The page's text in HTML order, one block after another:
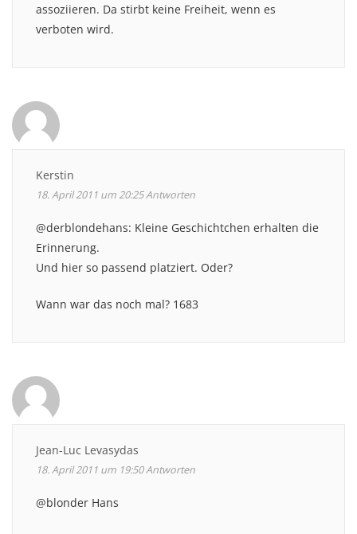
assoziieren. Da stirbt keine Freiheit, wenn es
verboten wird.
Kerstin
18. April 2011 um 20:25Antworten
@derblondehans: Kleine Geschichtchen erhalten die
Erinnerung.
Und hier so passend platziert. Oder?
Wann war das noch mal? 1683
Jean-Luc Levasydas
18. April 2011 um 19:50Antworten
@blonder Hans